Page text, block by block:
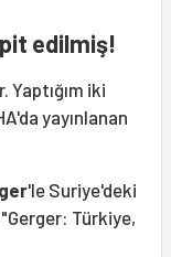
edilmiş!
Yaptığım iki
yayınlanan
'le Suriye'deki
Türkiye,